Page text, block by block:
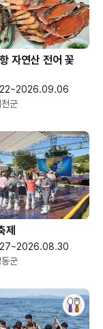
자연산 전어 꽃
군
제
군